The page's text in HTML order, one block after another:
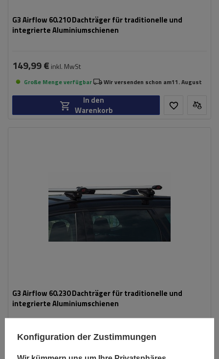
G3 Airflow 60.210 Dachträger für traditionelle und
integrierte Aluminiumschienen
149,99 € inkl. MwSt
Große Menge verfügbar Wir versenden schon am11. August
In den
Warenkorb
G3 Airflow 60.230 Dachträger für traditionelle und
integrierte Aluminiumschienen
154,99 €inkl. MwSt
Große Menge verfügbar Wir versenden schon am
Konfiguration der Zustimmungen